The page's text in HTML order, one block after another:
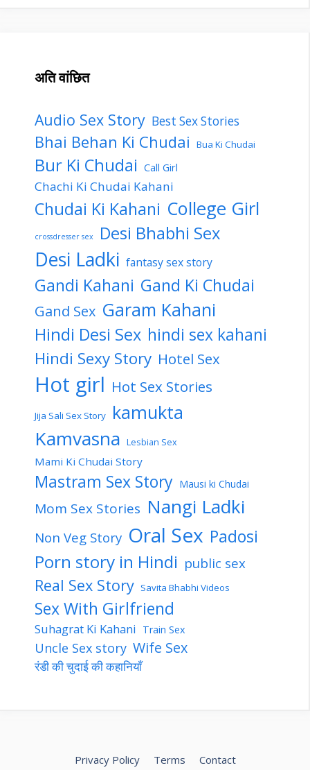
अति वांछित
Audio Sex Story Best Sex Stories
Bhai Behan Ki Chudai Bua Ki Chudai
Bur Ki Chudai Call Girl
Chachi Ki Chudai Kahani
Chudai Ki Kahani College Girl
crossdresser sex Desi Bhabhi Sex
Desi Ladki fantasy sex story
Gandi Kahani Gand Ki Chudai
Gand Sex Garam Kahani
Hindi Desi Sex hindi sex kahani
Hindi Sexy Story Hotel Sex
Hot girl Hot Sex Stories
Jija Sali Sex Story kamukta
Kamvasna Lesbian Sex
Mami Ki Chudai Story
Mastram Sex Story Mausi ki Chudai
Mom Sex Stories Nangi Ladki
Non Veg Story Oral Sex Padosi
Porn story in Hindi public sex
Real Sex Story Savita Bhabhi Videos
Sex With Girlfriend
Suhagrat Ki Kahani Train Sex
Uncle Sex story Wife Sex
रंडी की चुदाई की कहानियाँ
Privacy Policy Terms Contact